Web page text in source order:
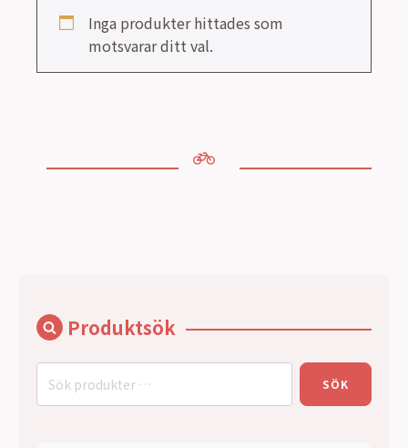
Inga produkter hittades som
motsvarar ditt val.
Produktsök
Sök
SÖK